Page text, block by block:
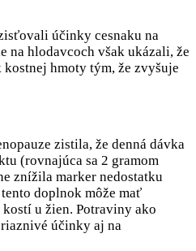
účinky cesnaku na
na hlodavcoch však ukázali, že
hmoty tým, že zvyšuje
zistila, že denná dávka
(rovnajúca sa 2 gramom
znížila marker nedostatku
doplnok môže mať
u žien. Potraviny ako
účinky aj na